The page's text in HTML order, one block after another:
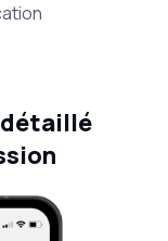
détaillé